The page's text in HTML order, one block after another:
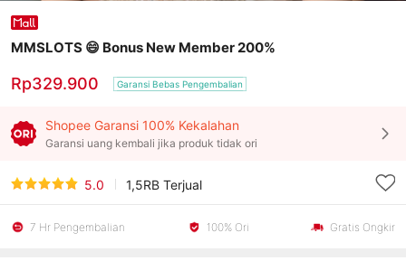
MMSLOTS 😄 Bonus New Member 200%
Rp329.900 Garansi Bebas Pengembalian
Shopee Garansi 100% Kekalahan
Garansi uang kembali jika produk tidak ori
5.0 1,5RB Terjual
7 Hr Pengembalian 100% Ori Gratis Ongkir